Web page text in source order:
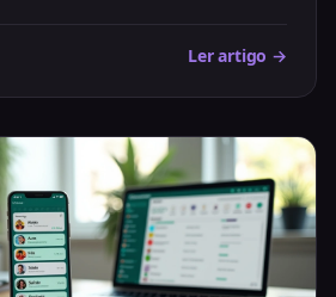
Ler artigo →